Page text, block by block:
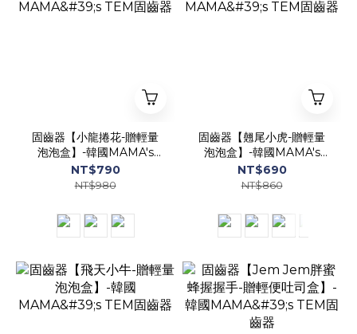
固齒器【小龍捲花-贈輕量
泡泡盒】-韓國MAMA's
TEM固齒器
NT$790
NT$980
固齒器【翹尾小虎-贈輕量
泡泡盒】-韓國MAMA's
TEM固齒器
NT$690
NT$860